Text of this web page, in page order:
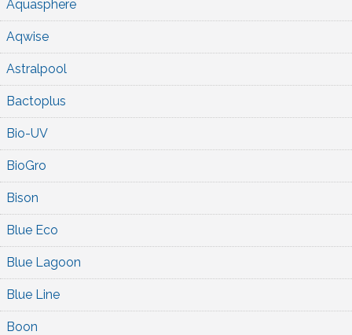
Aquasphere
Aqwise
Astralpool
Bactoplus
Bio-UV
BioGro
Bison
Blue Eco
Blue Lagoon
Blue Line
Boon